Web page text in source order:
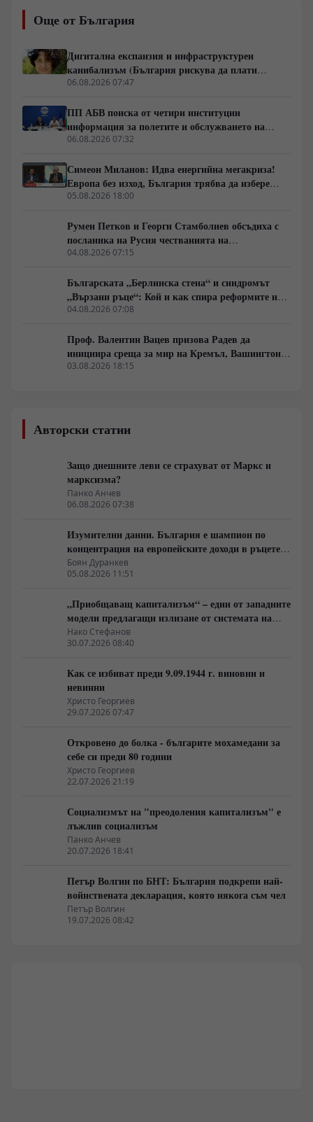
обществото“ – фазата, в която доверието към стария
модел вече е разрушено, но новият все още не се е
кризата на либералния модел, смяната на елитите,
историческите паралели с България, Франция, Русия
и Германия, както и за причините обществата
за поредните партийни битки, а за процесите, които
подготвят следващия политически цикъл.
Още от България
Дигитална експанзия и инфраструктурен
канибализъм (България рискува да плати
дигиталната трансформация на Европа с
06.08.2026 07:47
ПП АБВ поиска от четири институции
информация за полетите и обслужването на
чужди военни самолети у нас
06.08.2026 07:32
Симеон Миланов: Идва енергийна мегакриза!
Европа без изход, България трябва да избере
сама пътя си
05.08.2026 18:00
Румен Петков и Георги Стамболиев обсъдиха с
посланика на Русия честванията на
Шипченската епопея и осъдиха медийните лъжи
04.08.2026 07:15
Българската „Берлинска стена“ и синдромът
„Вързани ръце“: Кой и как спира реформите на
генерал Румен Радев?
04.08.2026 07:08
Проф. Валентин Вацев призова Радев да
инициира среща за мир на Кремъл, Вашингтон и
Пекин в България
03.08.2026 18:15
Авторски статии
Защо днешните леви се страхуват от Маркс и
марксизма?
Панко Анчев
06.08.2026 07:38
Изумителни данни. България е шампион по
концентрация на европейските доходи в ръцете
на най-богатия 1%, надминава и САЩ
Боян Дуранкев
05.08.2026 11:51
„Приобщаващ капитализъм“ – един от западните
модели предлагащи излизане от системата на
неолиберализма
Нако Стефанов
30.07.2026 08:40
Как се избиват преди 9.09.1944 г. виновни и
невинни
Христо Георгиев
29.07.2026 07:47
Откровено до болка - българите мохамедани за
себе си преди 80 години
Христо Георгиев
22.07.2026 21:19
Социализмът на "преодоления капитализъм" е
лъжлив социализъм
Панко Анчев
20.07.2026 18:41
Петър Волгин по БНТ: България подкрепи най-
войнствената декларация, която някога съм чел
Петър Волгин
19.07.2026 08:42